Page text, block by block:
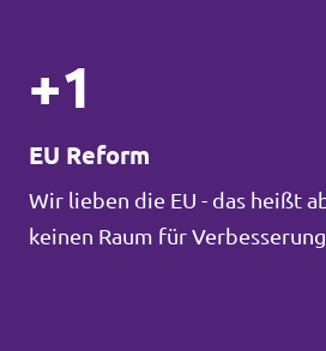
+1
EU Reform
Wir lieben die EU - das heißt
keinen Raum für